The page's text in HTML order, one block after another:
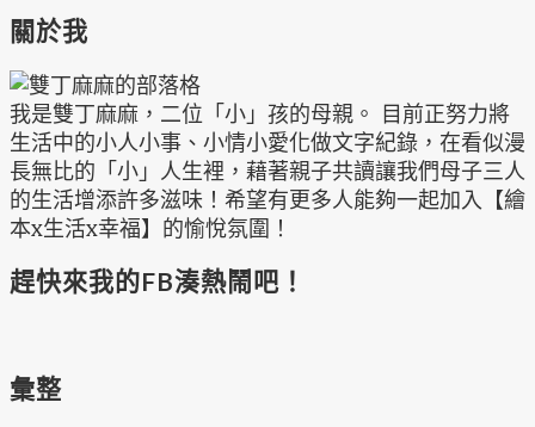
關於我
我是雙丁麻麻，二位「小」孩的母親。 目前正努力將
生活中的小人小事、小情小愛化做文字紀錄，在看似漫
長無比的「小」人生裡，藉著親子共讀讓我們母子三人
的生活增添許多滋味！希望有更多人能夠一起加入【繪
本x生活x幸福】的愉悅氛圍！
趕快來我的FB湊熱鬧吧！
彙整